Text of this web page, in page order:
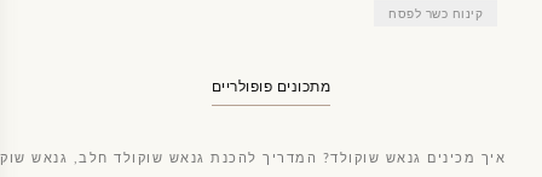
קינוח כשר לפסח
מתכונים פופולריים
איך מכינים גנאש שוקולד? המדריך להכנת גנאש שוקולד חלב, גנאש